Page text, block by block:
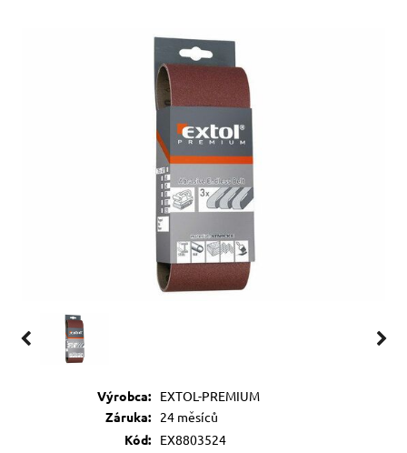
Výrobca:
EXTOL-PREMIUM
Záruka:
24 měsíců
Kód:
EX8803524